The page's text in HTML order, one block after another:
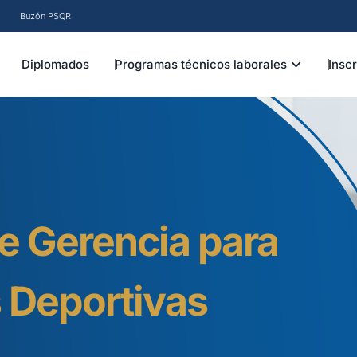
Buzón PSQR
INSTITUCIÓN
Diplomados Programas técnicos laborales OPEN
Gerencia para